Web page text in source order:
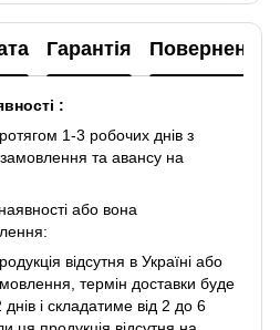
Гарантія Повернення
:
1-3 робочих днів з
та авансу на
або вона
відсутня в Україні або
термін доставки буде
і складатиме від 2 до 6